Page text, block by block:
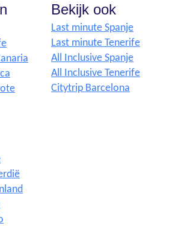
Bekijk ook
Last minute Spanje
Last minute Tenerife
All Inclusive Spanje
All Inclusive Tenerife
Citytrip Barcelona